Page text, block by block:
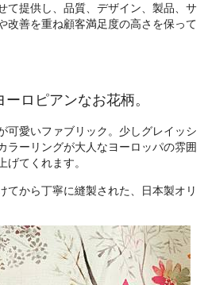
て提供し、品質、デザイン、製品、サ
改善を重ね顧客満足度の高さを保って
ロピアンなお花柄。
可愛いファブリック。少しグレイッシ
ラーリングが大人なヨーロッパの雰囲
げてくれます。
てから丁寧に縫製された、日本製オリ